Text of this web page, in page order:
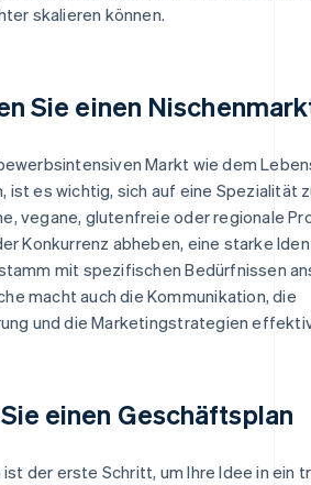
skalieren können.
Sie einen
Markt wie dem
ist es wichtig, sich auf eine Spezialität
vegane, glutenfreie oder regionale
Konkurrenz abheben, eine starke
mit spezifischen Bedürfnissen
macht auch die Kommunikation, die
und die Marketingstrategien
einen Geschäftsplan
ist der erste Schritt, um Ihre Idee in ein